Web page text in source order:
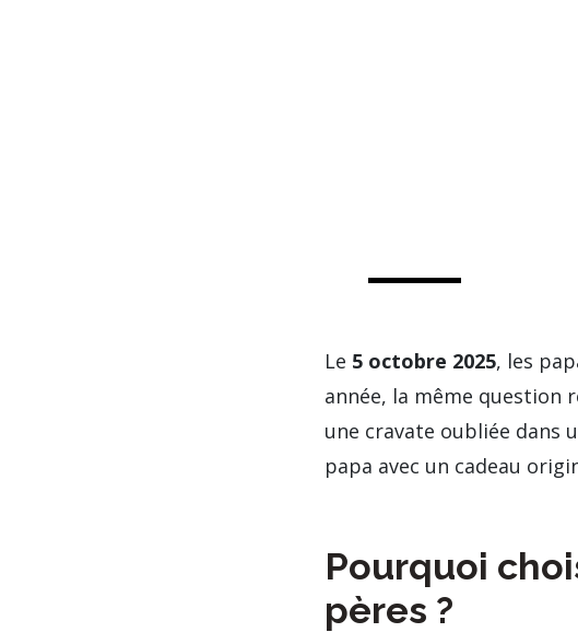
Le 5 octobre 2025, les
année, la même question
une cravate oubliée
papa avec un cadeau
Pourquoi
pères ?